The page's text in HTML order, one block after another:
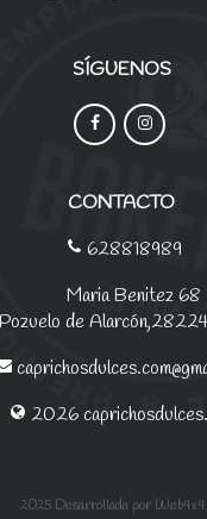
SÍGUENOS
CONTACTO
628818989
Maria Benitez 68
Pozuelo de
2026
2025 Desarrollada por